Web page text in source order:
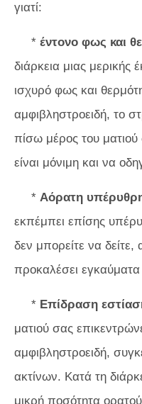
γιατί:
* έντονο φως και
διάρκεια μιας μερικής
ισχυρό φως και
αμφιβληστροειδή, το
πίσω μέρος του
είναι μόνιμη και να
* Αόρατη υπέρυθρη
εκπέμπει επίσης
δεν μπορείτε να
προκαλέσει εγκαύματα
* Επίδραση
ματιού σας
αμφιβληστροειδή,
ακτίνων. Κατά τη
μικρή ποσότητα